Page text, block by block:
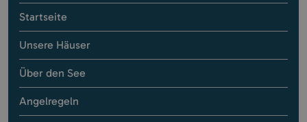
Startseite
Unsere Häuser
Über den See
Angelregeln